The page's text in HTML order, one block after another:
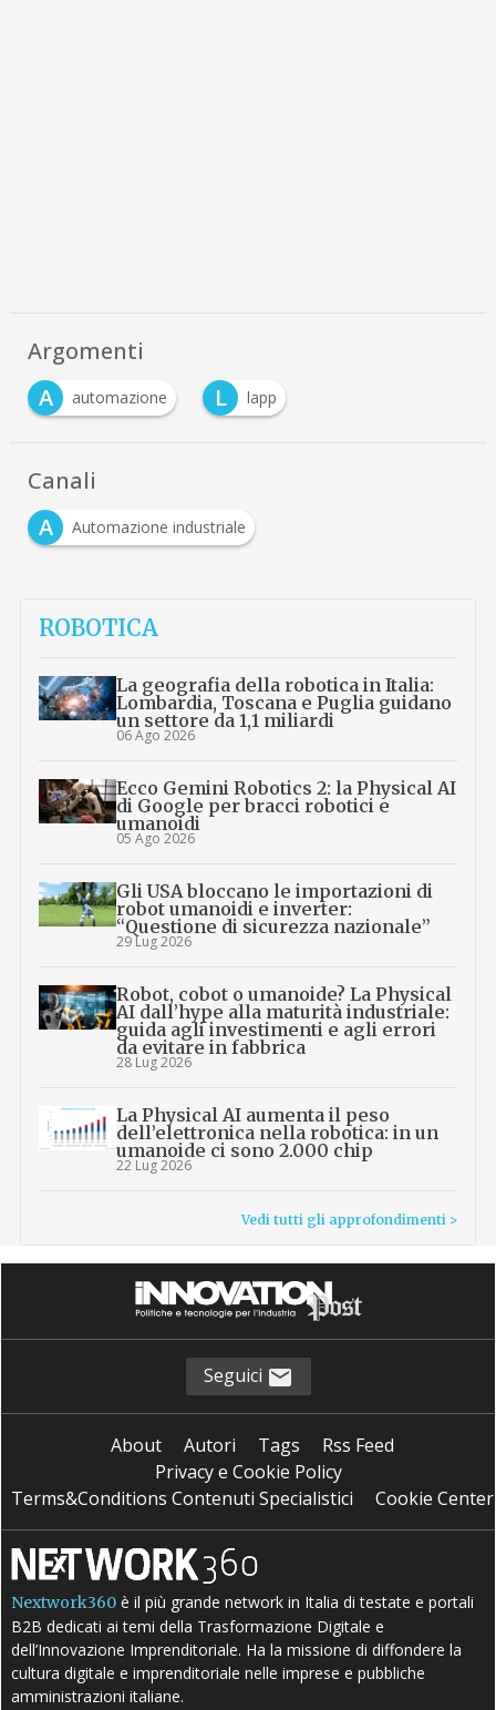
Argomenti
A
automazione L lapp
Canali
A
Automazione industriale
ROBOTICA
La geografia della robotica in Italia:
Lombardia, Toscana e Puglia guidano
un settore da 1,1 miliardi
06 Ago 2026
Ecco Gemini Robotics 2: la Physical AI
di Google per bracci robotici e
umanoidi
05 Ago 2026
Gli USA bloccano le importazioni di
robot umanoidi e inverter:
“Questione di sicurezza nazionale”
29 Lug 2026
Robot, cobot o umanoide? La Physical
AI dall’hype alla maturità industriale:
guida agli investimenti e agli errori
da evitare in fabbrica
28 Lug 2026
La Physical AI aumenta il peso
dell’elettronica nella robotica: in un
umanoide ci sono 2.000 chip
22 Lug 2026
Vedi tutti gli approfondimenti >
Seguici
About Autori Tags
Rss Feed
Privacy e Cookie Policy
Terms&Conditions Contenuti Specialistici
Cookie Center
Nextwork360 è il più grande network in Italia di testate e portali
B2B dedicati ai temi della Trasformazione Digitale e
dell’Innovazione Imprenditoriale. Ha la missione di diffondere la
cultura digitale e imprenditoriale nelle imprese e pubbliche
amministrazioni italiane.